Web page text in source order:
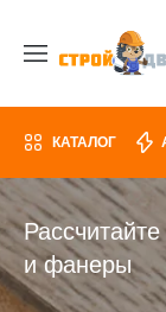
КАТАЛОГ
и фанеры